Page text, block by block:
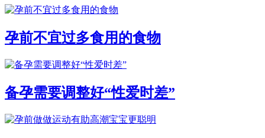
孕前不宜过多食用的食物
备孕需要调整好“性爱时差”